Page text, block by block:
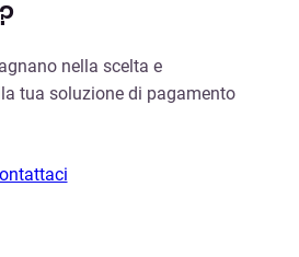
nella scelta e
tua soluzione di pagamento